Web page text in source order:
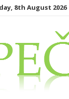
8th August 2026